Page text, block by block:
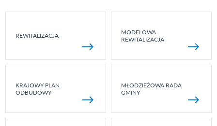
REWITALIZACJA
MODELOWA
REWITALIZACJA
KRAJOWY PLAN
ODBUDOWY
MŁODZIEŻOWA RADA
GMINY